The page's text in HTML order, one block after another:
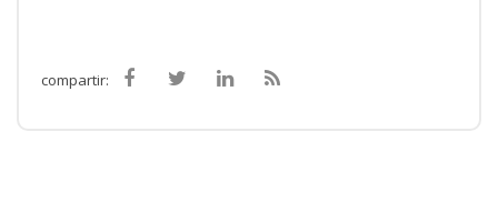
compartir: